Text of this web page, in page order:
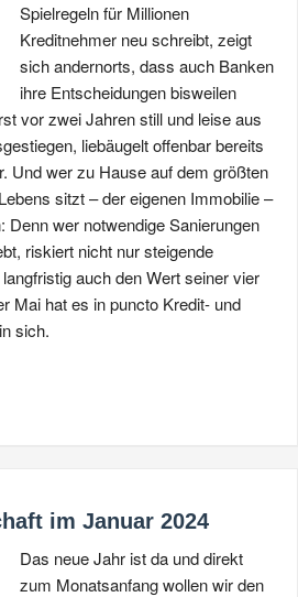
Spielregeln für Millionen
Kreditnehmer neu schreibt, zeigt
sich andernorts, dass auch Banken
ihre Entscheidungen bisweilen
vor zwei Jahren still und leise aus
liebäugelt offenbar bereits
Und wer zu Hause auf dem größten
sitzt – der eigenen Immobilie –
Denn wer notwendige Sanierungen
riskiert nicht nur steigende
auch den Wert seiner vier
Mai hat es in puncto Kredit- und
sich.
im Januar 2024
Das neue Jahr ist da und direkt
zum Monatsanfang wollen wir den